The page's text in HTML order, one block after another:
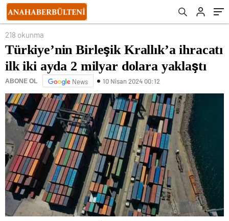
218 okunma
Türkiye’nin Birleşik Krallık’a ihracatı
ilk iki ayda 2 milyar dolara yaklaştı
ABONE OL News 10 Nisan 2024 00:12